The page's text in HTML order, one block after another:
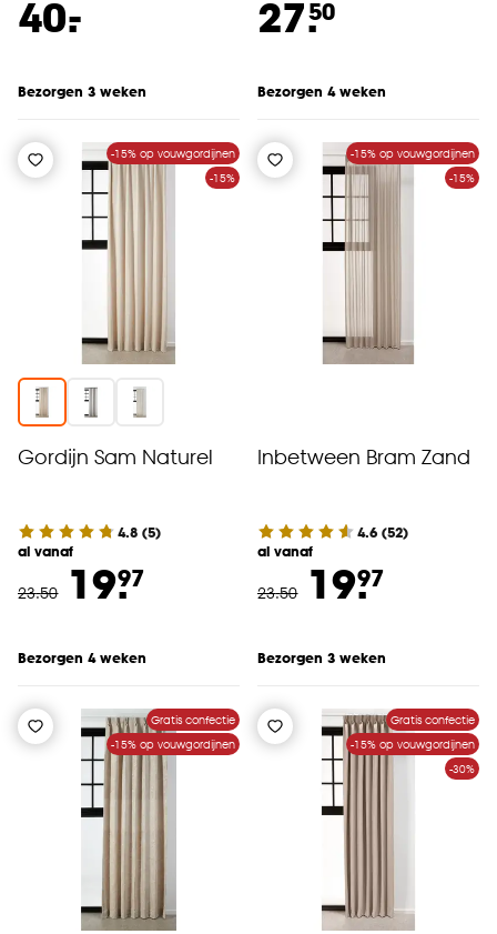
40.
-
Bezorgen 3 weken
27.50
Bezorgen 4 weken
-15% op vouwgordijnen
-15%
Gordijn Sam Naturel
4.8 (5)
al vanaf
23.50 19.97
Bezorgen 4 weken
-15% op vouwgordijnen
-15%
Inbetween Bram Zand
4.6 (52)
al vanaf
23.50 19.97
Bezorgen 3 weken
Gratis confectie
-15% op vouwgordijnen
Gratis confectie
-15% op vouwgordijnen
-30%